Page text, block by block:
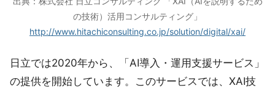
の技術）活用コンサルティング」
http://www.hitachiconsulting.co.jp/solution/digital/xai/
日立では2020年から、「AI導入・運用支援サービス」
の提供を開始しています。このサービスでは、XAI技